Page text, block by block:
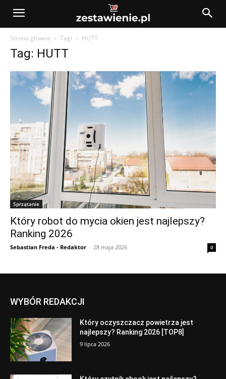
Strona główna Tagi HUTT
Tag: HUTT
Sprzątanie
Który robot do mycia okien jest najlepszy?
Ranking 2026
Sebastian Freda - Redaktor - 28 maja 2026 0
WYBÓR REDAKCJI
Który oczyszczacz powietrza jest
najlepszy? Ranking 2026 [TOP8]
9 lipca 2026